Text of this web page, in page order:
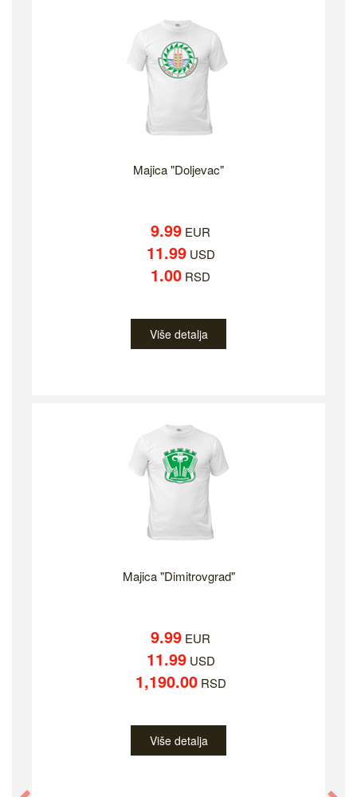
Majica "Doljevac"
9.99 EUR
11.99USD
1.00 RSD
Više detalja
Majica "Dimitrovgrad"
9.99 EUR
11.99USD
1,190.00RSD
Više detalja